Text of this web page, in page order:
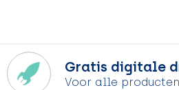
Gratis digitale
Voor alle producten